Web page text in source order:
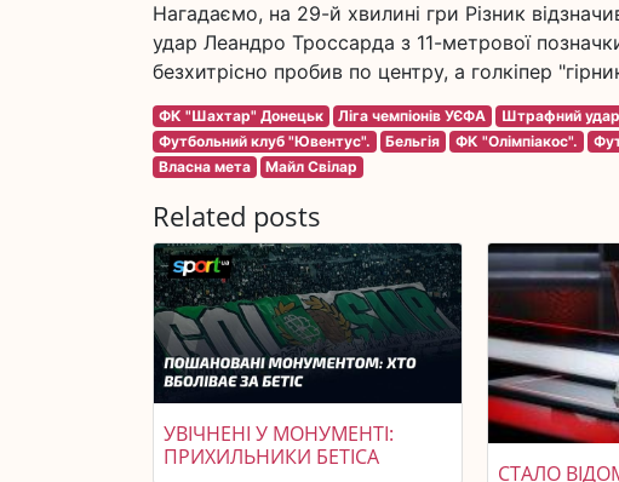
Нагадаємо, на 29-й хвилині гри Різник
удар Леандро Троссарда з 11-метрової
безхитрісно пробив по центру, а голкіпер
ФК "Шахтар" Донецьк Ліга чемпіонів УЄФА Штрафний удар
Футбольний клуб "Ювентус".
Бельгія ФК "Олімпіакос".
Власна мета
Майл Свілар
Related posts
УВІЧНЕНІ У МОНУМЕНТІ:
ПРИХИЛЬНИКИ БЕТІСА
СТАЛО